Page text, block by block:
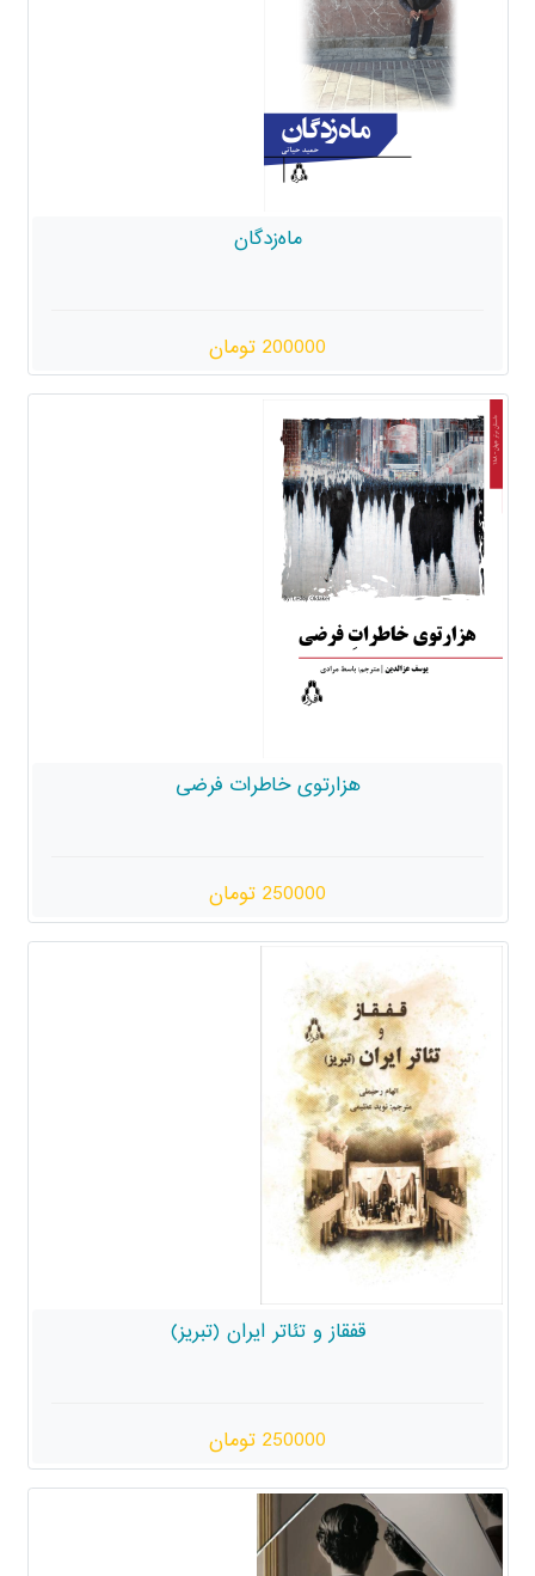
ماه‌زدگان
200000 تومان
هزارتوی خاطرات فرضی
250000 تومان
قفقاز و تئاتر ایران (تبریز)
250000 تومان